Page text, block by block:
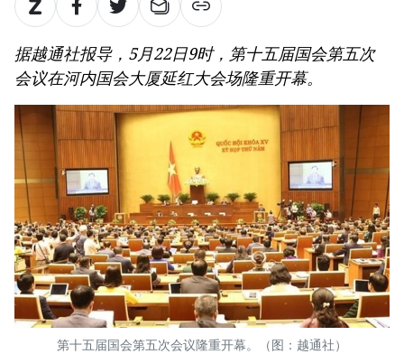
据越通社报导，5月22日9时，第十五届国会第五次
会议在河内国会大厦延红大会场隆重开幕。
第十五届国会第五次会议隆重开幕。（图：越通社）